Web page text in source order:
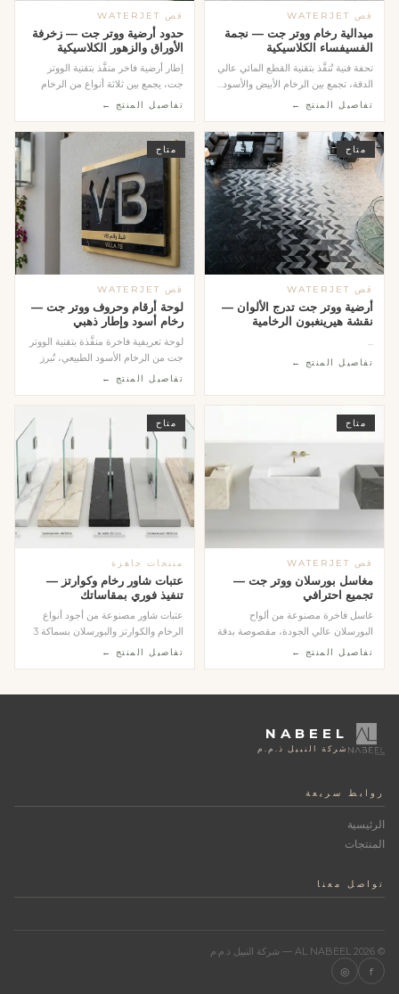
قص WATERJET
ميدالية رخام ووتر جت — نجمة
الفسيفساء الكلاسيكية
تحفة فنية تُنفَّذ بتقنية القطع المائي عالي
الدقة، تجمع بين الرخام الأبيض والأسود...
تفاصيل المنتج ←
قص WATERJET
حدود أرضية ووتر جت — زخرفة
الأوراق والزهور الكلاسيكية
إطار أرضية فاخر منفَّذ بتقنية الووتر
جت، يجمع بين ثلاثة أنواع من الرخام
الطبيعي...
تفاصيل المنتج ←
متاح
قص WATERJET
أرضية ووتر جت تدرج الألوان —
نقشة هيرينغبون الرخامية
تفاصيل المنتج ←
متاح
قص WATERJET
لوحة أرقام وحروف ووتر جت —
رخام أسود وإطار ذهبي
لوحة تعريفية فاخرة منفَّذة بتقنية الووتر
جت من الرخام الأسود الطبيعي، تُبرز
الحر...
تفاصيل المنتج ←
متاح
قص WATERJET
مغاسل بورسلان ووتر جت —
تجميع احترافي
غاسل فاخرة مصنوعة من ألواح
البورسلان عالي الجودة، مقصوصة بدقة
عالية بتقنية الووت...
تفاصيل المنتج ←
متاح
منتجات جاهزة
عتبات شاور رخام وكوارتز —
تنفيذ فوري بمقاساتك
عتبات شاور مصنوعة من أجود أنواع
الرخام والكوارتز والبورسلان بسماكة 3
سم وتشطيب م...
تفاصيل المنتج ←
NABEEL
شركة النبيل ذ.م.م
روابط سريعة
الرئيسية
المنتجات
تواصل معنا
© 2026 AL NABEEL — شركة النبيل ذ.م.م
f
◎